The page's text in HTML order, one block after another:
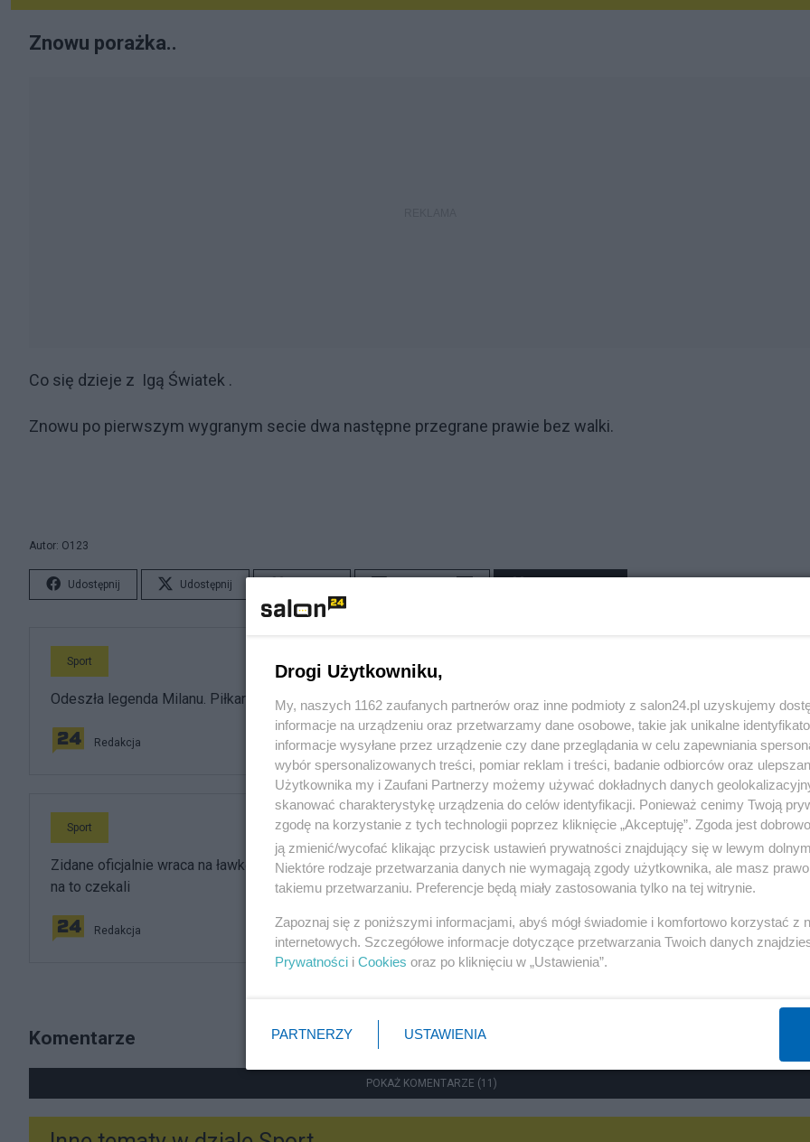
Znowu porażka..
Co się dzieje z Igą Światek .
Znowu po pierwszym wygranym secie dwa następne przegrane prawie bez walki.
Autor: O123
Udostępnij Udostępnij
Sport
Odeszła legenda Milanu. Piłkarskie Włochy w żałobie
Redakcja
Lech Poznań niczym reprezentacja Francji
HareM
Sport
Zidane oficjalnie wraca na ławkę trenerską. Kibice tylko
na to czekali
Redakcja
Sport
Pogacar przerasta epokę
Komentarze
POKAŻ KOMENTARZE (11)
Drogi Użytkowniku,
My, naszych 1162 zaufanych partnerów oraz inne podmioty z salon24.pl uzyskujemy
informacje na urządzeniu oraz przetwarzamy dane osobowe, takie jak unikalne
informacje wysyłane przez urządzenie czy dane przeglądania w celu zapewniania
wybór spersonalizowanych treści, pomiar reklam i treści, badanie odbiorców oraz
Użytkownika my i Zaufani Partnerzy możemy używać dokładnych danych
skanować charakterystykę urządzenia do celów identyfikacji. Ponieważ cenimy Twoją
zgodę na korzystanie z tych technologii poprzez kliknięcie „Akceptuję”. Zgoda jest
ją zmienić/wycofać klikając przycisk ustawień prywatności znajdujący się w lewym
Niektóre rodzaje przetwarzania danych nie wymagają zgody użytkownika, ale masz
takiemu przetwarzaniu. Preferencje będą miały zastosowania tylko na tej witrynie.
Zapoznaj się z poniższymi informacjami, abyś mógł świadomie i komfortowo korzystać z
internetowych. Szczegółowe informacje dotyczące przetwarzania Twoich danych
Prywatności i Cookies oraz po kliknięciu w „Ustawienia”.
PARTNERZY USTAWIENIA